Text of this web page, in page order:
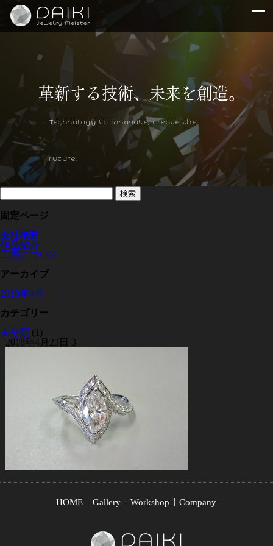
Technology to innovate, create the
future.
検
索:
固定ページ
会社概要
作品紹介
工房について
アーカイブ
2018年4月
カテゴリー
未分類 (1)
2018年4月23日 3
HOME Gallery Workshop Company